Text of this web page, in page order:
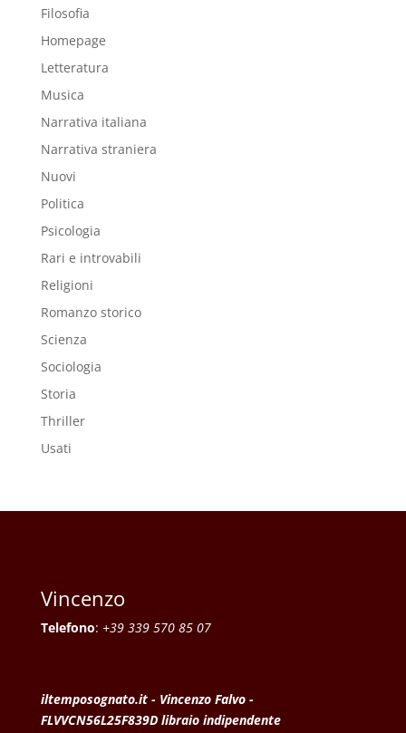
Filosofia
Homepage
Letteratura
Musica
Narrativa italiana
Narrativa straniera
Nuovi
Politica
Psicologia
Rari e introvabili
Religioni
Romanzo storico
Scienza
Sociologia
Storia
Thriller
Usati
Vincenzo
Telefono: +39 339 570 85 07
iltemposognato.it - Vincenzo Falvo -
FLVVCN56L25F839D libraio indipendente